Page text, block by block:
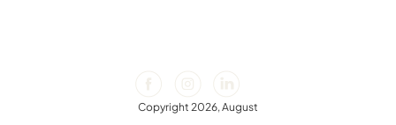
Copyright 2026, August